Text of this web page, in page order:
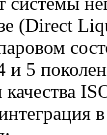
(Direct
и 5
качества